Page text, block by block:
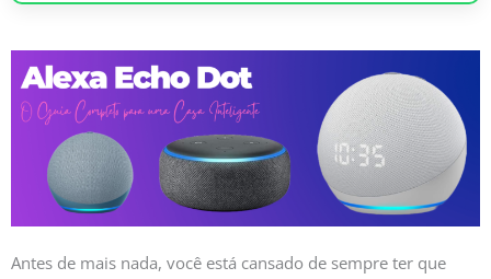
Antes de mais nada, você está cansado de sempre ter que